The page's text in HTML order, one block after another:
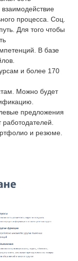
процесса. Соц.
Для того чтобы
В базе
и более 170
Можно будет
предложения
и резюме.